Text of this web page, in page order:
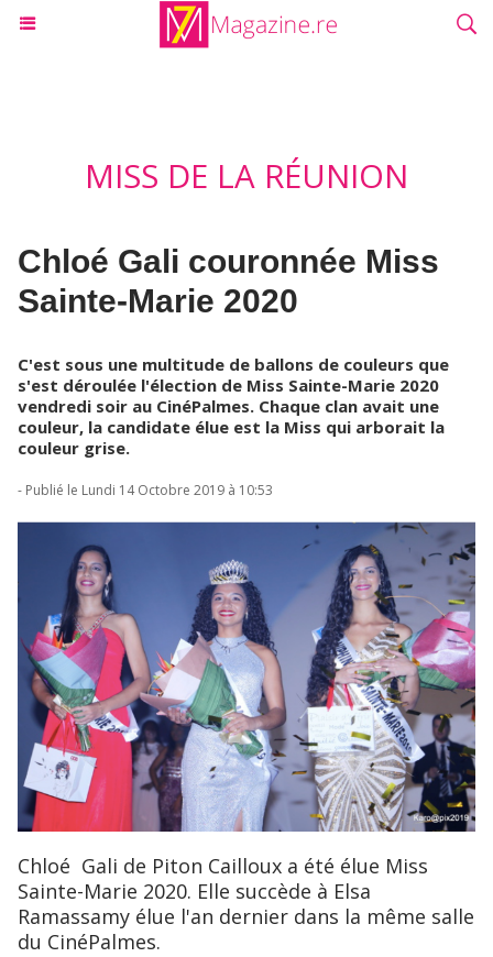
MISS DE LA RÉUNION
Chloé Gali couronnée Miss
Sainte-Marie 2020
C'est sous une multitude de ballons de couleurs que
s'est déroulée l'élection de Miss Sainte-Marie 2020
vendredi soir au CinéPalmes. Chaque clan avait une
couleur, la candidate élue est la Miss qui arborait la
couleur grise.
- Publié le Lundi 14 Octobre 2019 à 10:53
Chloé Gali de Piton Cailloux a été élue Miss
Sainte-Marie 2020. Elle succède à Elsa
Ramassamy élue l'an dernier dans la même salle
du CinéPalmes.